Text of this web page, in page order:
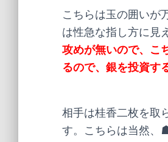
こちらは玉の囲いが
は性急な指し方に見
攻めが無いので、こ
るので、銀を投資す
相手は桂香二枚を取
す。こちらは当然、